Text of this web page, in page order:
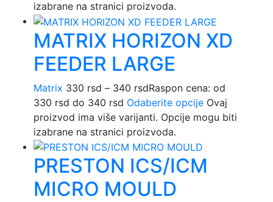
izabrane na stranici proizvoda.
MATRIX HORIZON XD
FEEDER LARGE
Matrix 330 rsd – 340 rsdRaspon cena: od
330 rsd do 340 rsd Odaberite opcije Ovaj
proizvod ima više varijanti. Opcije mogu biti
izabrane na stranici proizvoda.
PRESTON ICS/ICM
MICRO MOULD